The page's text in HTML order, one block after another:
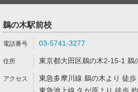
鵜の木駅前校
03-5741-3277
東京都大田区鵜の木2-15-1 鵜
東急多摩川線 鵜の木より 徒